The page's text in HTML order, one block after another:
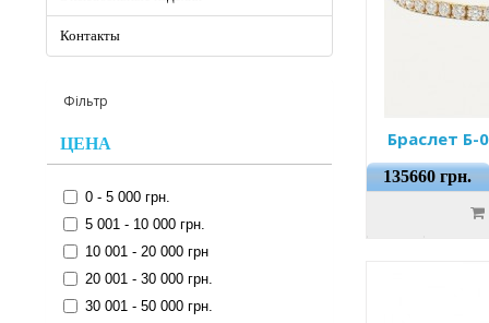
Контакты
Фільтр
ЦЕНА
0 - 5 000 грн.
5 001 - 10 000 грн.
10 001 - 20 000 грн
20 001 - 30 000 грн.
30 001 - 50 000 грн.
Браслет Б-
135660 грн.